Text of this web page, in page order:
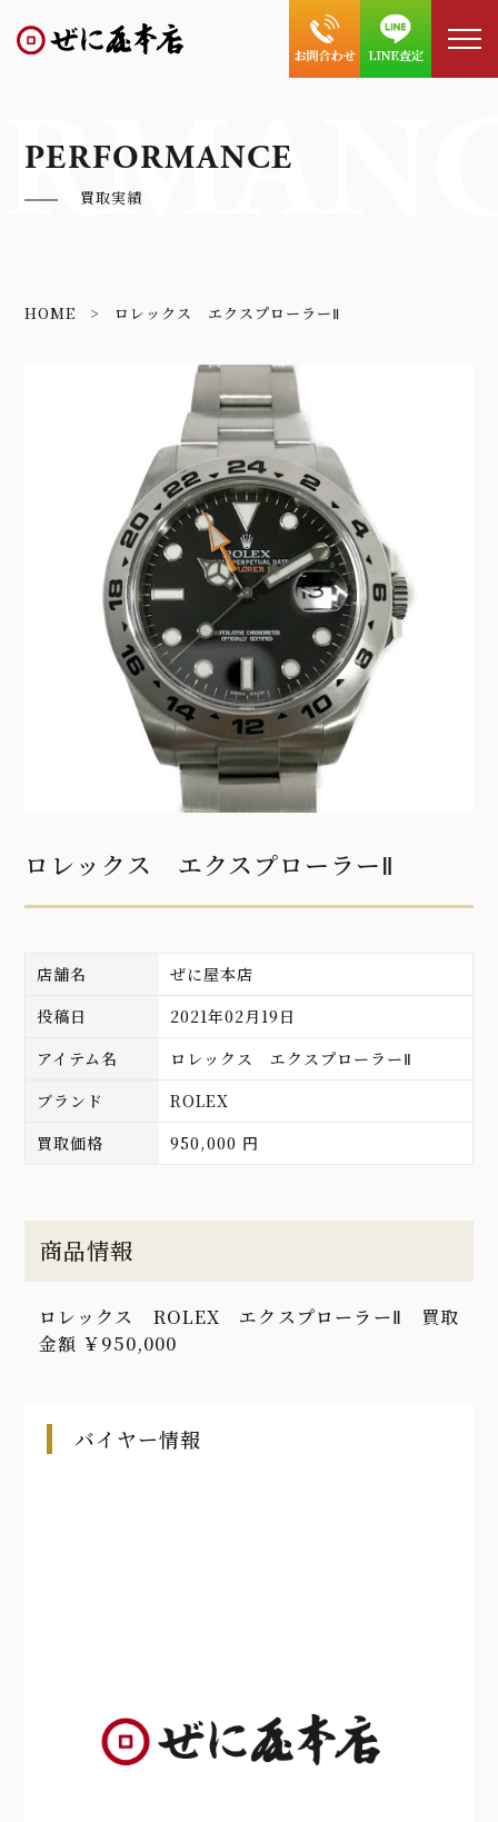
PERFORMANCE
買取実績
HOME ロレックス エクスプローラーⅡ
ロレックス エクスプローラーⅡ
店舗名
ぜに屋本店
投稿日
2021年02月19日
アイテム名
ロレックス エクスプローラーⅡ
ブランド
ROLEX
買取価格
950,000 円
商品情報
ロレックス ROLEX エクスプローラーⅡ 買取
金額 ￥950,000
バイヤー情報